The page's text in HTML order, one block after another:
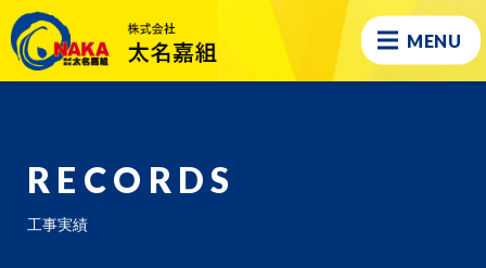
MENU
RECORDS
工事実績